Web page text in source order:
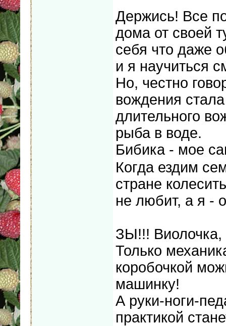
Держись! Все
дома от своей
себя что даже
и я научиться
Но, честно
вождения
длительного
рыба в воде.
Бибика - мое
Когда ездим
стране
не любит, а я -
ЗЫ!!! Виолочка,
Только
коробочкой
машинку!
А руки-ноги-
практикой